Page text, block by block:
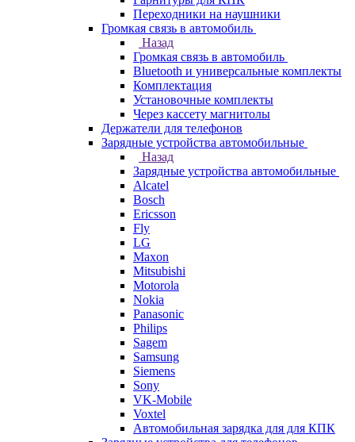
Переходники на наушники
Громкая связь в автомобиль
Назад
Громкая связь в автомобиль
Bluetooth и универсальные комплекты
Комплектация
Установочные комплекты
Через кассету магнитолы
Держатели для телефонов
Зарядные устройства автомобильные
Назад
Зарядные устройства автомобильные
Alcatel
Bosch
Ericsson
Fly
LG
Maxon
Mitsubishi
Motorola
Nokia
Panasonic
Philips
Sagem
Samsung
Siemens
Sony
VK-Mobile
Voxtel
Автомобильная зарядка для для КПК